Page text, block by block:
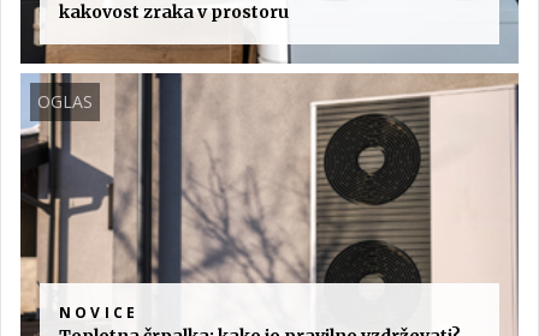
kakovost zraka v prostoru
OGLAS
NOVICE